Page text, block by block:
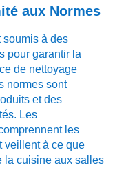
aux Normes
soumis à des
pour garantir la
de nettoyage
normes sont
et des
Les
les
veillent à ce que
la cuisine aux salles